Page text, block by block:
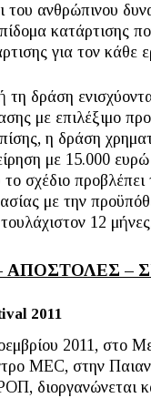
του ανθρώπινου
κατάρτισης
για τον κάθε
δράση
με επιλέξιμο
η δράση
με 15.000
σχέδιο προβλέπει
με την
12
ΑΠΟΣΤΟΛΕΣ –
2011
2011, στο
MEC, στην
διοργανώνεται